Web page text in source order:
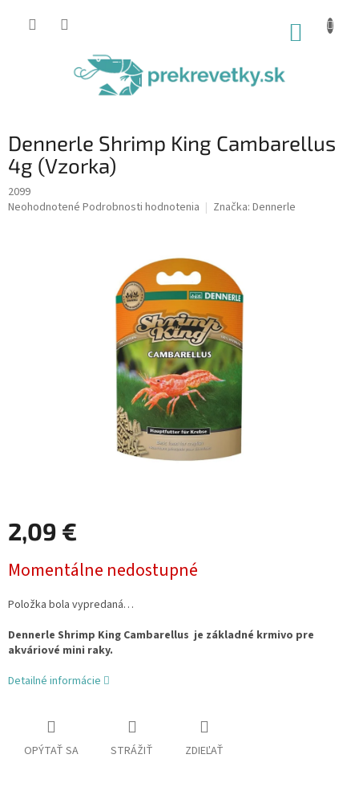
Dennerle Shrimp King Cambarellus
4g (Vzorka)
2099
Priemerné
Neohodnotené Podrobnosti hodnotenia Značka: Dennerle
2,09 €
cena:
Momentálne nedostupné
Položka bola vypredaná…
Dennerle Shrimp King Cambarellus je základné krmivo pre
akváriové mini raky.
Detailné informácie
OPÝTAŤ SA STRÁŽIŤ ZDIEĽAŤ